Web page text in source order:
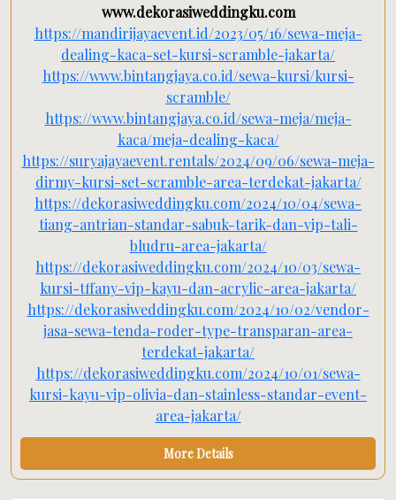
www.dekorasiweddingku.com
https://mandirijayaevent.id/2023/05/16/sewa-meja-
dealing-kaca-set-kursi-scramble-jakarta/
https://www.bintangjaya.co.id/sewa-kursi/kursi-
scramble/
https://www.bintangjaya.co.id/sewa-meja/meja-
kaca/meja-dealing-kaca/
https://suryajayaevent.rentals/2024/09/06/sewa-meja-
dirmy-kursi-set-scramble-area-terdekat-jakarta/
https://dekorasiweddingku.com/2024/10/04/sewa-
tiang-antrian-standar-sabuk-tarik-dan-vip-tali-
bludru-area-jakarta/
https://dekorasiweddingku.com/2024/10/03/sewa-
kursi-tffany-vip-kayu-dan-acrylic-area-jakarta/
https://dekorasiweddingku.com/2024/10/02/vendor-
jasa-sewa-tenda-roder-type-transparan-area-
terdekat-jakarta/
https://dekorasiweddingku.com/2024/10/01/sewa-
kursi-kayu-vip-olivia-dan-stainless-standar-event-
area-jakarta/
More Details